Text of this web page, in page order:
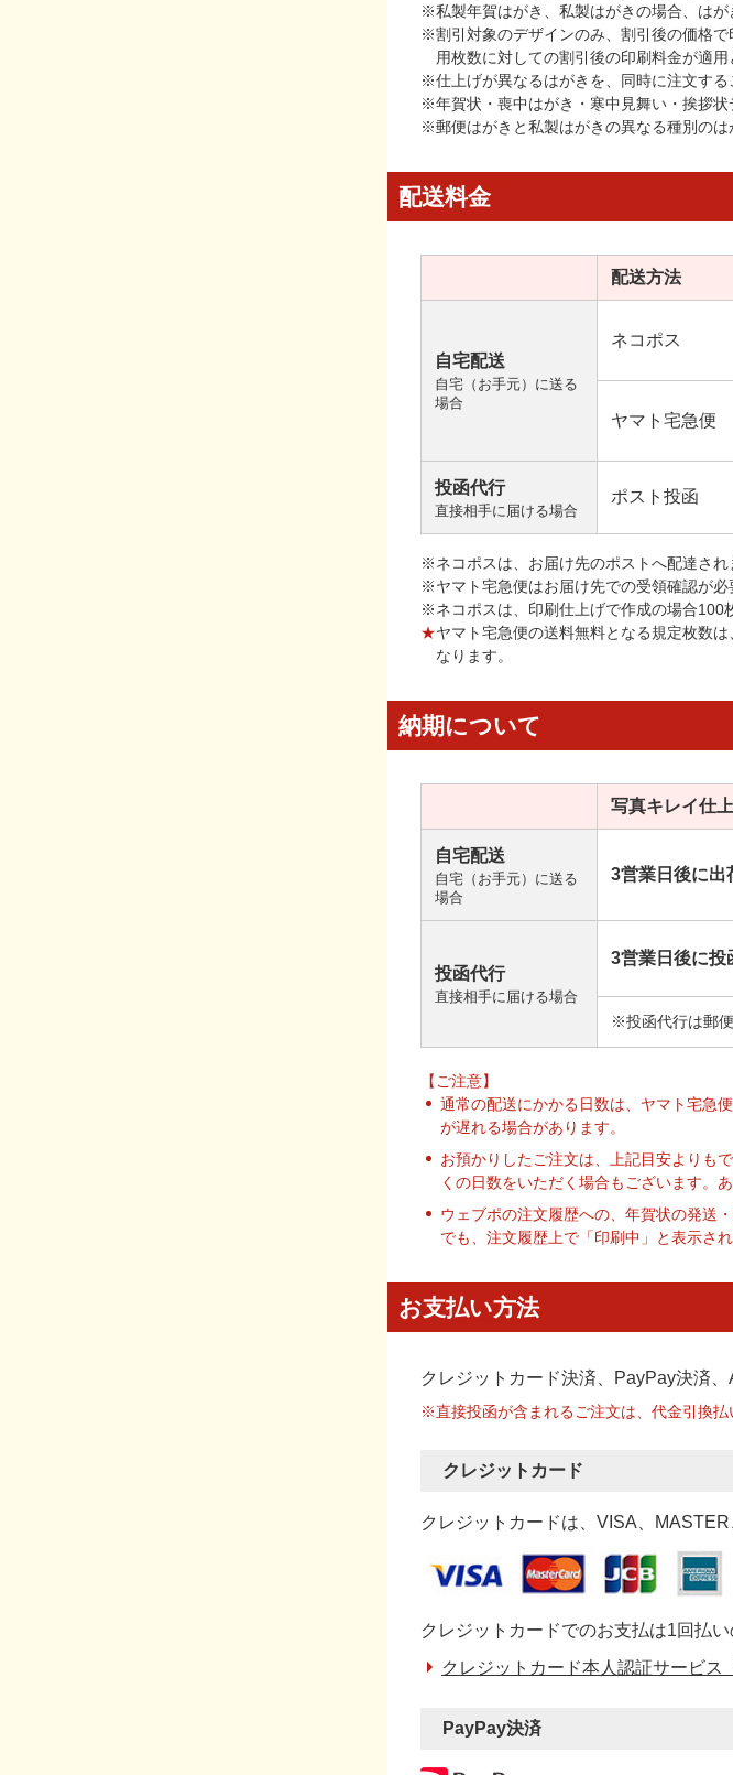
※私製年賀はがき、私製はがきの場合、はが
※割引対象のデザインのみ、割引後の価格
用枚数に対しての割引後の印刷料金が適用
※仕上げが異なるはがきを、同時に注文する
※年賀状・喪中はがき・寒中見舞い・挨拶状
※郵便はがきと私製はがきの異なる種別のは
配送料金
配送方法
自宅配送
自宅（お手元）に送る
場合
ネコポス
ヤマト宅急便
投函代行
直接相手に届ける場合
ポスト投函
※ネコポスは、お届け先のポストへ配達され
※ヤマト宅急便はお届け先での受領確認が必
※ネコポスは、印刷仕上げで作成の場合100
★ヤマト宅急便の送料無料となる規定枚数
なります。
納期について
写真キレイ仕
自宅配送
自宅（お手元）に送る
場合
3営業日後に出
投函代行
直接相手に届ける場合
3営業日後に投
※投函代行は郵
【ご注意】
通常の配送にかかる日数は、ヤマト宅急
が遅れる場合があります。
お預かりしたご注文は、上記目安よりも
くの日数をいただく場合もございます。
ウェブポの注文履歴への、年賀状の発送
でも、注文履歴上で「印刷中」と表示さ
お支払い方法
クレジットカード決済、PayPay決済
※直接投函が含まれるご注文は、代金引換払
クレジットカード
クレジットカードは、VISA、
クレジットカードでのお支払は1回払
クレジットカード本人認証サービス
PayPay決済